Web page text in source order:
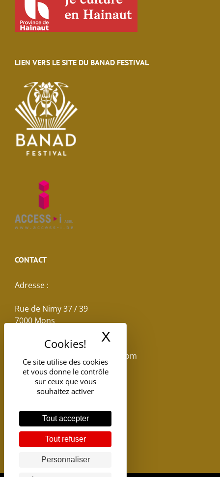
Ce site utilise des cookies
et vous donne le contrôle
sur ceux que vous
souhaitez activer
Tout accepter
Tout refuser
Personnaliser
X
LIEN VERS LE SITE DU BANAD FESTIVAL
CONTACT
Adresse :
Rue de Nimy 37 / 39
7000 Mons
reservations.losseau@gmail.com
Tel: +32(0)65.398.880